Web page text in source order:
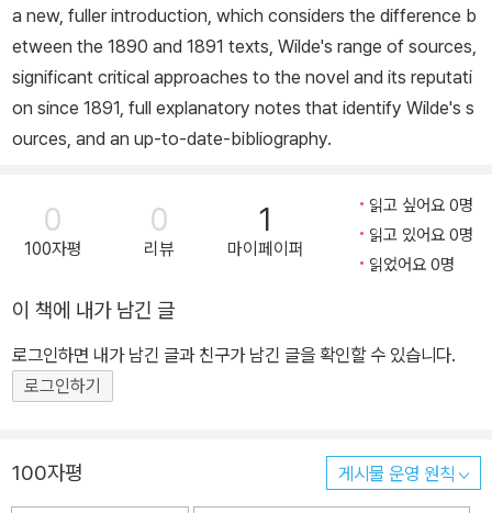
a new, fuller introduction, which considers the difference b
etween the 1890 and 1891 texts, Wilde's range of sources,
significant critical approaches to the novel and its reputati
on since 1891, full explanatory notes that identify Wilde's s
ources, and an up-to-date-bibliography.
0
100자평
0
리뷰
1
마이페이퍼
읽고 싶어요 0명
읽고 있어요 0명
읽었어요 0명
이 책에 내가 남긴 글
로그인하면 내가 남긴 글과 친구가 남긴 글을 확인할 수 있습니다.
로그인하기
100자평 게시물 운영 원칙